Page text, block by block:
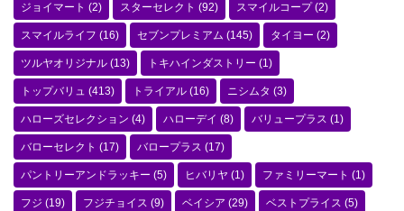
ジョイマート (2) スターセレクト (92) スマイルコープ(2)
スマイルライフ (16) セブンプレミアム (145) タイヨー (2)
ツルヤオリジナル (13) トキハインダストリー (1)
トップバリュ (413) トライアル (16) ニシムタ (3)
ハローズセレクション (4) ハローデイ (8) バリュープラス (1)
バローセレクト (17) バロープラス (17)
パントリーアンドラッキー (5) ヒバリヤ (1) ファミリーマート (1)
フジ (19) フジチョイス (9) ベイシア (29) ベストプライス (5)